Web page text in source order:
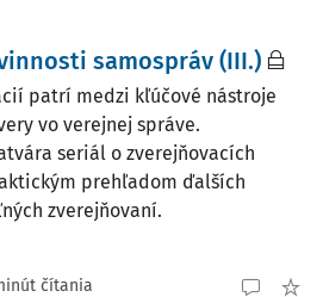
samospráv (III.)
patrí medzi kľúčové nástroje
vo verejnej správe.
seriál o zverejňovacích
prehľadom ďalších
zverejňovaní.
čítania